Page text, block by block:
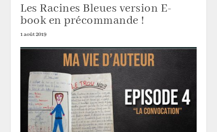
Les Racines Bleues version E-
book en précommande !
1 août 2019